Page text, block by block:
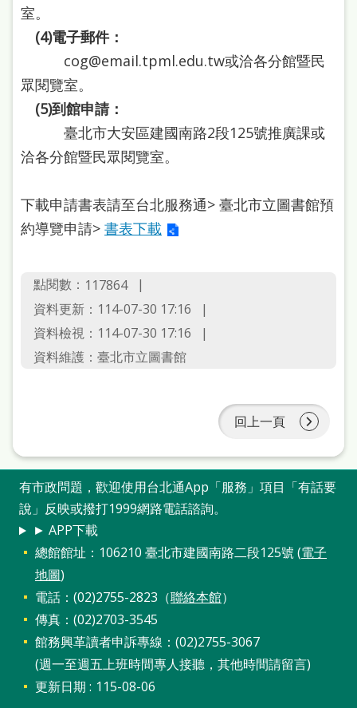
閱
兒
版
台
北
通
陳
系
統
English
日
室。
(4)電子郵件：
cog@email.tpml.edu.tw或洽各分館暨民
眾閱覽室。
(5)到館申請：
臺北市大安區建國南路2段125號推廣課或
洽各分館暨民眾閱覽室。
下載申請書表請至台北服務通> 臺北市立圖書館預
約導覽申請> 書表下載
點閱數： 117864
資料更新：114-07-30 17:16
資料檢視：114-07-30 17:16
資料維護：臺北市立圖書館
回上一頁
有市政問題，歡迎使用台北通App「服務」項目「有話要
說」反映或撥打1999網路電話諮詢。
► APP下載
總館館址：106210 臺北市建國南路二段125號 (電子
地圖)
電話：(02)2755-2823（聯絡本館）
傳真：(02)2703-3545
館務興革讀者申訴專線：(02)2755-3067
(週一至週五上班時間專人接聽，其他時間請留言)
更新日期
115-08-06